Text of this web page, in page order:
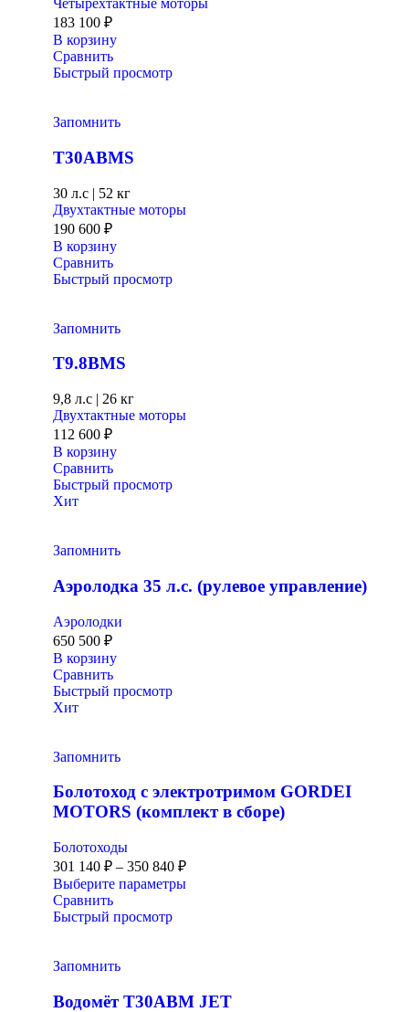
Четырёхтактные моторы
183 100 ₽
В корзину
Сравнить
Быстрый просмотр
Запомнить
T30ABMS
30 л.с | 52 кг
Двухтактные моторы
190 600 ₽
В корзину
Сравнить
Быстрый просмотр
Запомнить
T9.8BMS
9,8 л.с | 26 кг
Двухтактные моторы
112 600 ₽
В корзину
Сравнить
Быстрый просмотр
Хит
Запомнить
Аэролодка 35 л.с. (рулевое управление)
Аэролодки
650 500 ₽
В корзину
Сравнить
Быстрый просмотр
Хит
Запомнить
Болотоход с электротримом GORDEI
MOTORS (комплект в сборе)
Болотоходы
301 140 ₽ – 350 840 ₽
Выберите параметры
Сравнить
Быстрый просмотр
Запомнить
Водомёт T30ABM JET